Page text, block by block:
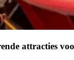
attracties